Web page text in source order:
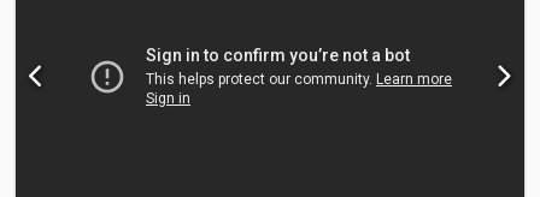
Tjck Máquina alemã Condição normal Único dono Hidráulica sem
vazamentos Totalmente funcional Sujeito a alterações e erros.